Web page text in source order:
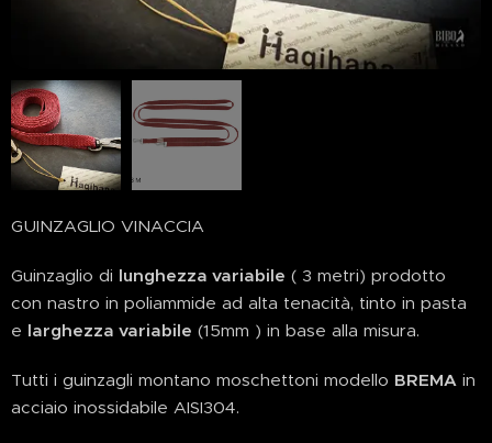
GUINZAGLIO VINACCIA
Guinzaglio di lunghezza variabile ( 3 metri) prodotto
con nastro in poliammide ad alta tenacità, tinto in pasta
e larghezza variabile (15mm ) in base alla misura.
Tutti i guinzagli montano moschettoni modello BREMA in
acciaio inossidabile AISI304.